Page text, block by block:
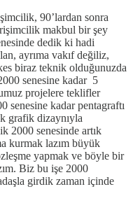
90’lardan sonra
makbul bir şey
dedik ki hadi
ayrıma vakıf değiliz,
biraz teknik olduğunuzda
senesine kadar 5
projelere teklifler
senesine kadar pentagraftı
grafik dizaynıyla
2000 senesinde artık
kurmak lazım büyük
yapmak ve böyle bir
Biz bu işe 2000
girdik zaman içinde